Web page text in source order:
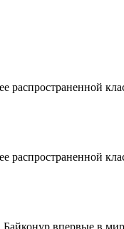
распространенной
распространенной
впервые в